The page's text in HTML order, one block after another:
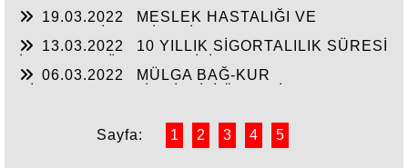
YARARLANILABİLİR- EMEKLİ SANDIĞI NA TABİ
DUL-YETİM AYLIKLARININ KESİLMESİNİ
GEREKTİREN HALLER.
19.03.2022
MESLEK HASTALIĞI VE
13.03.2022
10 YILLIK SİGORTALILIK SÜRESİ
06.03.2022
MÜLGA BAĞ-KUR
Sayfa:
1 2 3 4 5